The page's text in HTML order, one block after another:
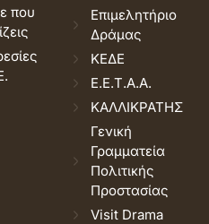
που
Επιμελητήριο
Δράμας
ΚΕΔΕ
Ε.Ε.Τ.Α.Α.
ΚΑΛΛΙΚΡΑΤΗΣ
Γενική
Γραμματεία
Πολιτικής
Προστασίας
Visit Drama